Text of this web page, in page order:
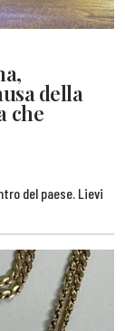
della
che
del paese. Lievi